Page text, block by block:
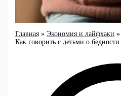
Главная
Экономия и лайфхаки
Как говорить с детьми о